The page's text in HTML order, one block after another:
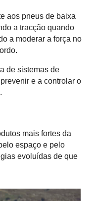
aos pneus de baixa
a tracção quando
a moderar a força no
de sistemas de
e a controlar o
mais fortes da
espaço e pelo
evoluídas de que